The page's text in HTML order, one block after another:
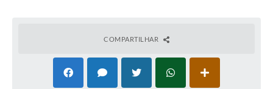
COMPARTILHAR